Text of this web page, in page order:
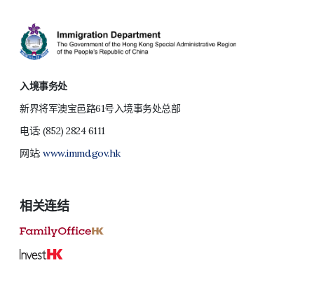
入境事务处
新界将军澳宝邑路61号入境事务处总部
电话:(852) 2824 6111
网站:www.immd.gov.hk
相关连结